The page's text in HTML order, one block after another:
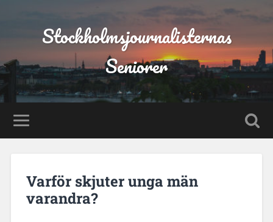
Stockholmsjournalisternas
Seniorer
Varför skjuter unga män
varandra?